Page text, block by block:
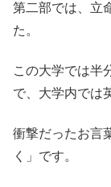
第二部では、立
た。
この大学では半
で、大学内では
衝撃だったお言
く」です。